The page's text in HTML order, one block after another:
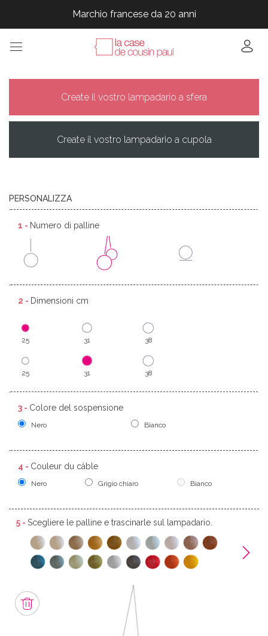
Marchio francese da 20 anni
Marchio francese da 20 anni
Marchio francese da 20 anni
Create il vostro lampadario a sfera
Create il vostro lampadario a cupola
PERSONALIZZA
1 - Numero di palline
2 - Dimensioni cm
25 31 38
25 31 38
3 - Colore del sospensione
Nero Bianco
4 - Couleur du câble
Nero Grigio chiaro Bianco
5 - Scegliere le palline e trascinarle sul lampadario.